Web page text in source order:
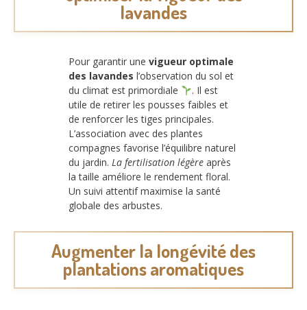
lavandes
Pour garantir une vigueur optimale
des lavandes l’observation du sol et
du climat est primordiale
. Il est
utile de retirer les pousses faibles et
de renforcer les tiges principales.
L’association avec des plantes
compagnes favorise l’équilibre naturel
du jardin. La fertilisation légère après
la taille améliore le rendement floral.
Un suivi attentif maximise la santé
globale des arbustes.
Augmenter la longévité des
plantations aromatiques